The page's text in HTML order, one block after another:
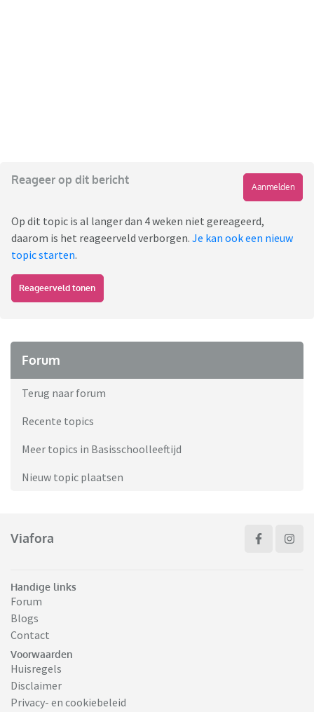
Reageer op dit bericht
Aanmelden
Op dit topic is al langer dan 4 weken niet gereageerd,
daarom is het reageerveld verborgen. Je kan ook een nieuw
topic starten.
Reageerveld tonen
Forum
Terug naar forum
Recente topics
Meer topics in Basisschoolleeftijd
Nieuw topic plaatsen
Viafora
Handige links
Forum
Blogs
Contact
Voorwaarden
Huisregels
Disclaimer
Privacy- en cookiebeleid